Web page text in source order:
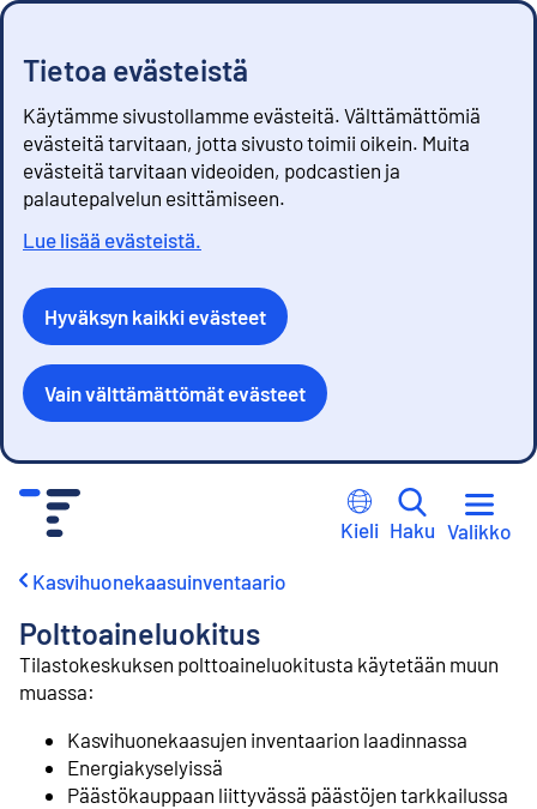
Tietoa evästeistä
Käytämme sivustollamme evästeitä. Välttämättömiä
evästeitä tarvitaan, jotta sivusto toimii oikein. Muita
evästeitä tarvitaan videoiden, podcastien ja
palautepalvelun esittämiseen.
Lue lisää evästeistä.
Hyväksyn kaikki evästeet
Vain välttämättömät evästeet
Kieli Haku Valikko
Kasvihuonekaasuinventaario
Polttoaineluokitus
Tilastokeskuksen polttoaineluokitusta käytetään muun
muassa:
Kasvihuonekaasujen inventaarion laadinnassa
Energiakyselyissä
Päästökauppaan liittyvässä päästöjen tarkkailussa